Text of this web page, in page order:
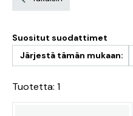
Suositut suodattimet
Järjestä tämän mukaan:
Tuotetta: 1